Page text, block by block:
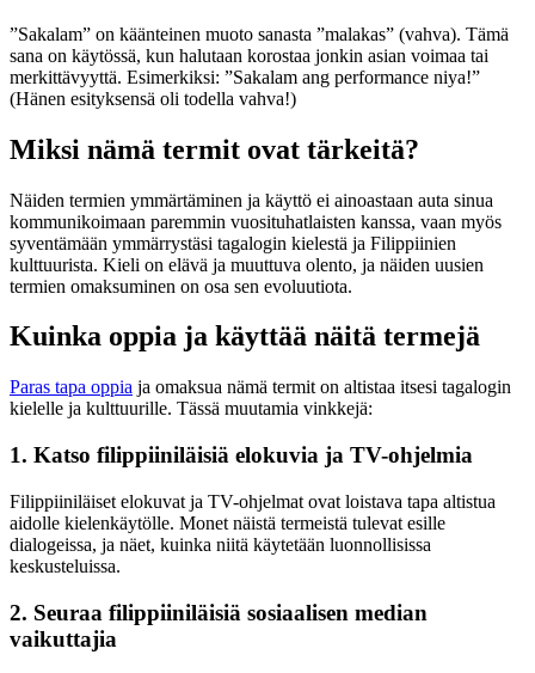
”Sakalam” on käänteinen muoto sanasta ”malakas” (vahva). Tämä
sana on käytössä, kun halutaan korostaa jonkin asian voimaa tai
merkittävyyttä. Esimerkiksi: ”Sakalam ang performance niya!”
(Hänen esityksensä oli todella vahva!)
Miksi nämä termit ovat tärkeitä?
Näiden termien ymmärtäminen ja käyttö ei ainoastaan auta sinua
kommunikoimaan paremmin vuosituhatlaisten kanssa, vaan myös
syventämään ymmärrystäsi tagalogin kielestä ja Filippiinien
kulttuurista. Kieli on elävä ja muuttuva olento, ja näiden uusien
termien omaksuminen on osa sen evoluutiota.
Kuinka oppia ja käyttää näitä termejä
Paras tapa oppia ja omaksua nämä termit on altistaa itsesi tagalogin
kielelle ja kulttuurille. Tässä muutamia vinkkejä:
1. Katso filippiiniläisiä elokuvia ja TV-ohjelmia
Filippiiniläiset elokuvat ja TV-ohjelmat ovat loistava tapa altistua
aidolle kielenkäytölle. Monet näistä termeistä tulevat esille
dialogeissa, ja näet, kuinka niitä käytetään luonnollisissa
keskusteluissa.
2. Seuraa filippiiniläisiä sosiaalisen median
vaikuttajia